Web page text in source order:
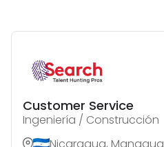
Customer Service
Ingeniería / Construcción